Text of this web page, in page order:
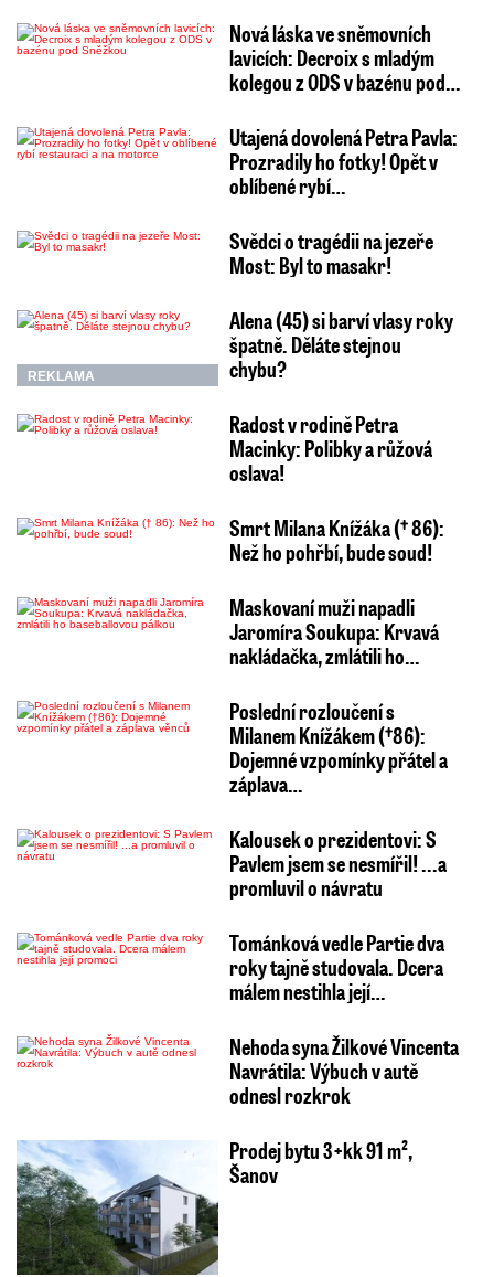
Nová láska ve sněmovních
lavicích: Decroix s mladým
kolegou z ODS v bazénu pod…
Utajená dovolená Petra Pavla:
Prozradily ho fotky! Opět v
oblíbené rybí…
Svědci o tragédii na jezeře
Most: Byl to masakr!
REKLAMA
Alena (45) si barví vlasy roky
špatně. Děláte stejnou
chybu?
Radost v rodině Petra
Macinky: Polibky a růžová
oslava!
Smrt Milana Knížáka († 86):
Než ho pohřbí, bude soud!
Maskovaní muži napadli
Jaromíra Soukupa: Krvavá
nakládačka, zmlátili ho…
Poslední rozloučení s
Milanem Knížákem (†86):
Dojemné vzpomínky přátel a
záplava…
Kalousek o prezidentovi: S
Pavlem jsem se nesmířil! ...a
promluvil o návratu
Tománková vedle Partie dva
roky tajně studovala. Dcera
málem nestihla její…
Nehoda syna Žilkové Vincenta
Navrátila: Výbuch v autě
odnesl rozkrok
Prodej bytu 3+kk 91 m²,
Šanov